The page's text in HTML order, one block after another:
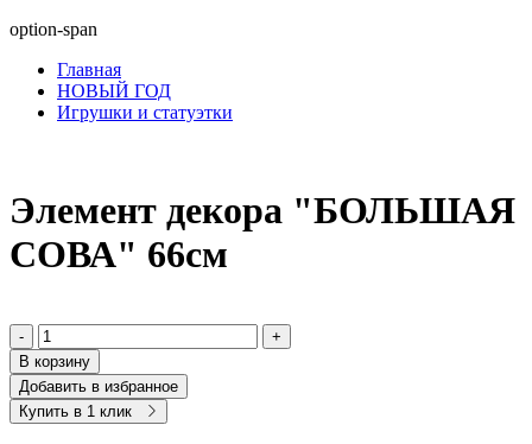
option-span
Главная
НОВЫЙ ГОД
Игрушки и статуэтки
Элемент декора "БОЛЬШАЯ
СОВА" 66см
-
+
В корзину
Добавить в избранное
Купить в 1 клик